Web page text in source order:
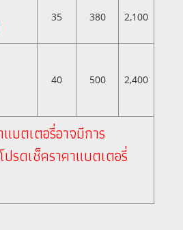
35 380 2,100
40 500 2,400
บตเตอรี่อาจมีการ
รดเช็คราคาแบตเตอรี่